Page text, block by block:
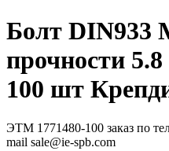
Болт DIN933
прочности
100 шт
ЭТМ 1771480-100 заказ по
mail sale@ie-spb.com